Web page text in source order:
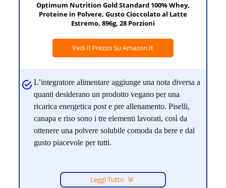
Optimum Nutrition Gold Standard 100% Whey,
Proteine in Polvere, Gusto Cioccolato al Latte
Estremo, 896g, 28 Porzioni
Vedi Il Prezzo Su Amazon.it
L’integratore alimentare aggiunge una nota diversa a
quanti desiderano un prodotto vegano per una
ricarica energetica post e pre allenamento. Piselli,
canapa e riso sono i tre elementi lavorati, così da
ottenere una polvere solubile comoda da bere e dal
gusto piacevole per tutti.
Leggi Tutto